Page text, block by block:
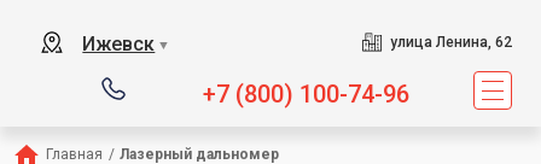
Ижевск ▼ улица Ленина, 62
+7 (800) 100-74-96
Главная / Лазерный дальномер